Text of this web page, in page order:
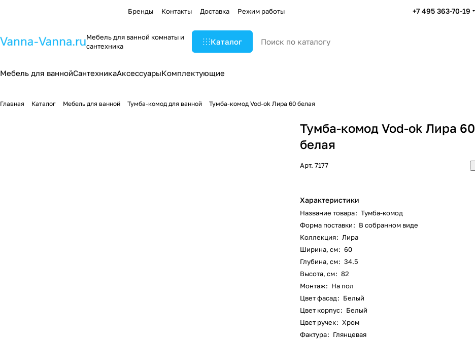
Бренды Контакты Доставка Режим работы +7 495 363-70-19
Мебель для ванной комнаты и
сантехника
Каталог
Мебель для ваннойСантехникаАксессуарыКомплектующие
Главная Каталог Мебель для ванной Тумба-комод для ванной Тумба-комод Vod-ok Лира 60 белая
Тумба-комод Vod-ok Лира 60
белая
Арт.7177
Характеристики
Название товара: Тумба-комод
Форма поставки: В собранном виде
Коллекция: Лира
Ширина, см: 60
Глубина, см: 34.5
Высота, см: 82
Монтаж: На пол
Цвет фасад: Белый
Цвет корпус: Белый
Цвет ручек: Хром
Фактура: Глянцевая